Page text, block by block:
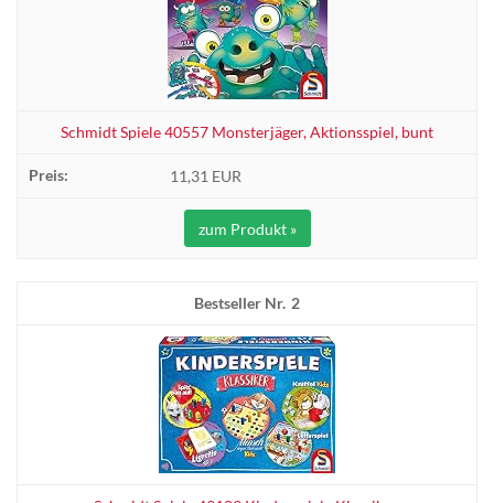
Schmidt Spiele 40557 Monsterjäger, Aktionsspiel, bunt
11,31 EUR
zum Produkt »
2